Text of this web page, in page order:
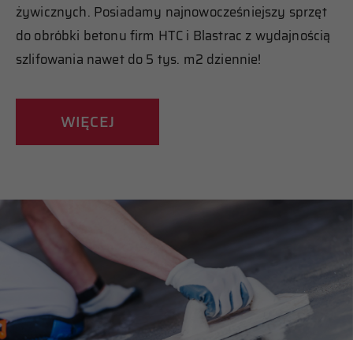
żywicznych. Posiadamy najnowocześniejszy sprzęt
do obróbki betonu firm HTC i Blastrac z wydajnością
szlifowania nawet do 5 tys. m2 dziennie!
WIĘCEJ